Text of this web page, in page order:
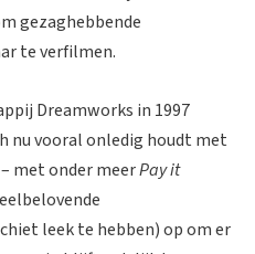
gezaghebbende
te verfilmen.
Dreamworks in 1997
nu vooral onledig houdt met
met onder meerPay it
leek te hebben) op om er